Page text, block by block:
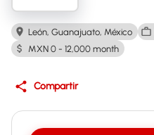
León, Guanajuato, México
MXN 0 - 12,000 month
Compartir